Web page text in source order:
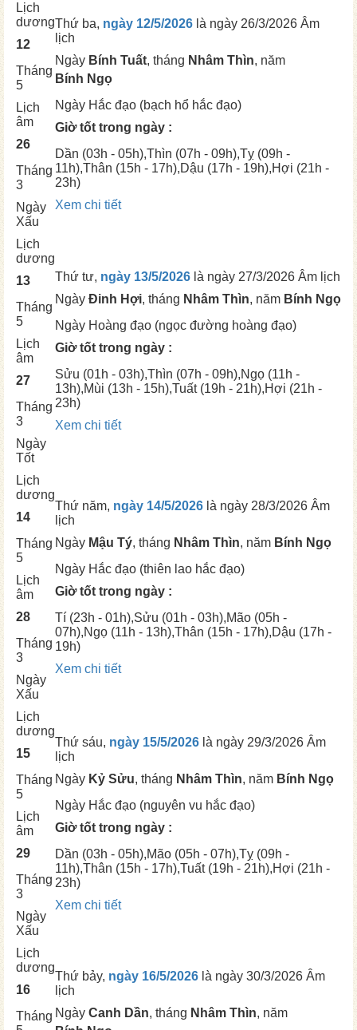
Lịch
dương
12
Tháng
5
Lịch
âm
26
Tháng
3
Ngày
Xấu
Thứ ba, ngày 12/5/2026 là ngày 26/3/2026 Âm
lịch
Ngày Bính Tuất, tháng Nhâm Thìn, năm
Bính Ngọ
Ngày Hắc đạo (bạch hổ hắc đạo)
Giờ tốt trong ngày :
Dần (03h - 05h),Thìn (07h - 09h),Tỵ (09h -
11h),Thân (15h - 17h),Dậu (17h - 19h),Hợi (21h -
23h)
Xem chi tiết
Lịch
dương
13
Tháng
5
Lịch
âm
27
Tháng
3
Ngày
Tốt
Thứ tư, ngày 13/5/2026 là ngày 27/3/2026 Âm lịch
Ngày Đinh Hợi, tháng Nhâm Thìn, năm Bính Ngọ
Ngày Hoàng đạo (ngọc đường hoàng đạo)
Giờ tốt trong ngày :
Sửu (01h - 03h),Thìn (07h - 09h),Ngọ (11h -
13h),Mùi (13h - 15h),Tuất(19h - 21h),Hợi (21h -
23h)
Xem chi tiết
Lịch
dương
14
Tháng
5
Lịch
âm
28
Tháng
3
Ngày
Xấu
Thứ năm, ngày 14/5/2026 là ngày 28/3/2026 Âm
lịch
Ngày Mậu Tý, tháng Nhâm Thìn, năm Bính Ngọ
Ngày Hắc đạo (thiên lao hắc đạo)
Giờ tốt trong ngày :
Tí (23h - 01h),Sửu (01h - 03h),Mão (05h -
07h),Ngọ (11h - 13h),Thân (15h - 17h),Dậu (17h -
19h)
Xem chi tiết
Lịch
dương
15
Tháng
5
Lịch
âm
29
Tháng
3
Ngày
Xấu
Thứ sáu, ngày 15/5/2026 là ngày 29/3/2026 Âm
lịch
Ngày Kỷ Sửu, tháng Nhâm Thìn, năm Bính Ngọ
Ngày Hắc đạo (nguyên vu hắc đạo)
Giờ tốt trong ngày :
Dần (03h - 05h),Mão (05h - 07h),Tỵ (09h -
11h),Thân (15h - 17h),Tuất(19h - 21h),Hợi (21h -
23h)
Xem chi tiết
Lịch
dương
16
Tháng
Thứ bảy, ngày 16/5/2026 là ngày 30/3/2026 Âm
lịch
Ngày Canh Dần, tháng Nhâm Thìn, năm